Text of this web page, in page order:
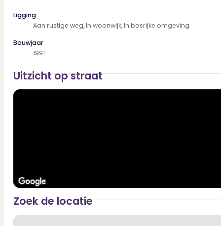
Ligging
Aan rustige weg, In woonwijk, In bosrijke omgeving
Bouwjaar
1991
Uitzicht op straat
Zoek de locatie